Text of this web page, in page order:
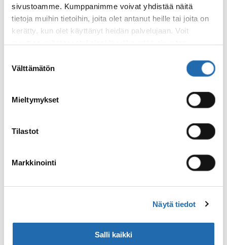
sivustoamme. Kumppanimme voivat yhdistää näitä
tietoja muihin tietoihin, joita olet antanut heille tai joita on
kerätty, kun olet käyttänyt heidän palvelujaan. Voit
muuttaa evästeasetuksiesi hyväksyntää sivuston
valinta
Välttämätön
Mieltymykset
Tilastot
Markkinointi
Näytä tiedot
Salli kaikki
Lue lisää : Suomeksi opastettu Kultainen kolmio